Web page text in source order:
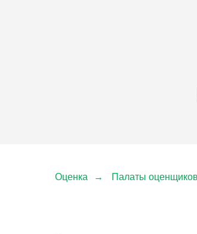
Оценка → Палаты оценщиков